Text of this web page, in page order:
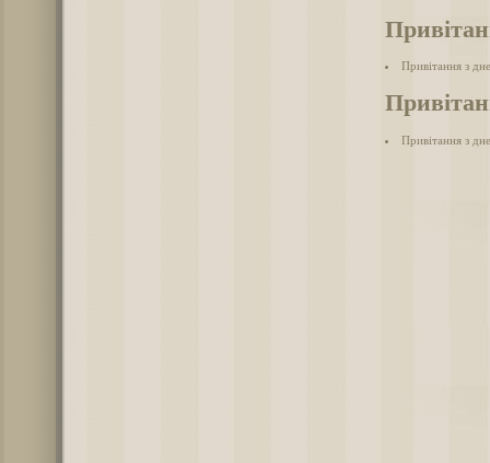
Привітання з
Привітання з